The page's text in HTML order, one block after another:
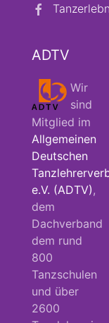
ADTV
Wir
sind
Mitglied im
Allgemeinen
Deutschen
e.V. (ADTV) ,
dem
Dachverband
dem rund
800
Tanzschulen
und über
2600